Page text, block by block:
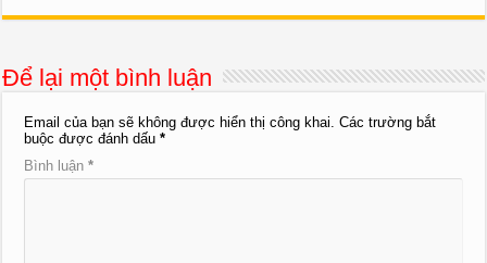
Để lại một bình luận
Email của bạn sẽ không được hiển thị công khai.
Các trường bắt
buộc được đánh dấu*
Bình luận*